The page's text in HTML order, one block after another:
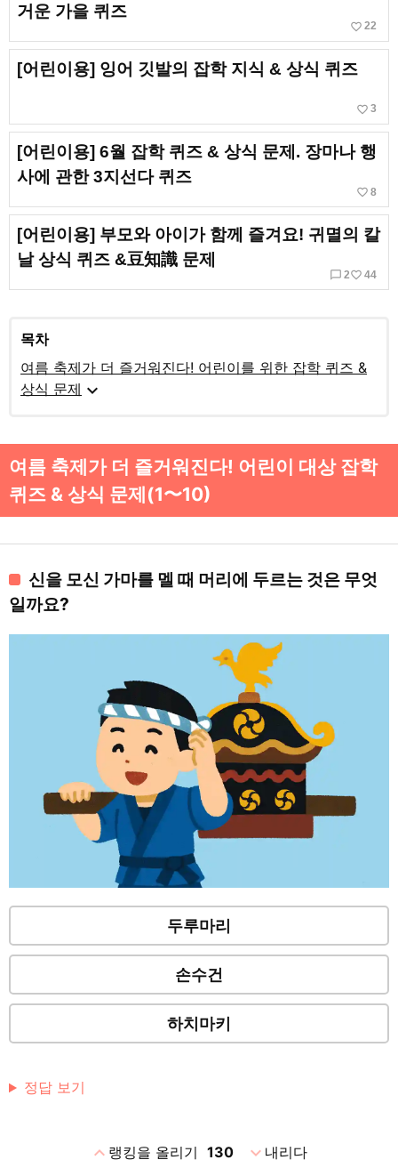
거운 가을 퀴즈
favorite_border 22
[어린이용] 잉어 깃발의 잡학 지식 & 상식 퀴즈
favorite_border 3
[어린이용] 6월 잡학 퀴즈 & 상식 문제. 장마나 행
사에 관한 3지선다 퀴즈
favorite_border 8
[어린이용] 부모와 아이가 함께 즐겨요! 귀멸의 칼
날 상식 퀴즈 &豆知識 문제
chat_bubble_outline 2favorite_border 44
목차
여름 축제가 더 즐거워진다! 어린이를 위한 잡학 퀴즈 &
상식 문제 expand_more
여름 축제가 더 즐거워진다! 어린이 대상 잡학
퀴즈 & 상식 문제(1〜10)
신을 모신 가마를 멜 때 머리에 두르는 것은 무엇
일까요?
두루마리
손수건
하치마키
정답 보기
expand_less랭킹을 올리기 130 expand_more내리다